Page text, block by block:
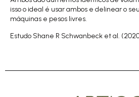
isso o ideal é usar ambos e delinear o
máquinas e pesos livres.
Estudo Shane R Schwanbeck et al.